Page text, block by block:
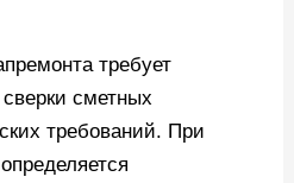
требует
сметных
требований. При